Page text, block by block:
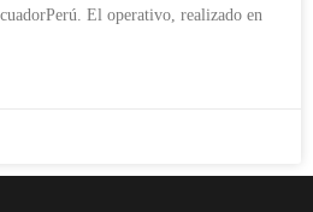
El operativo, realizado en